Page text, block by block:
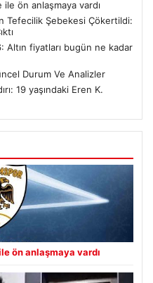
ön anlaşmaya vardı
Tefecilik Şebekesi Çökertildi:
Altın fiyatları bugün ne kadar
Durum Ve Analizler
19 yaşındaki Eren K.
ön anlaşmaya vardı